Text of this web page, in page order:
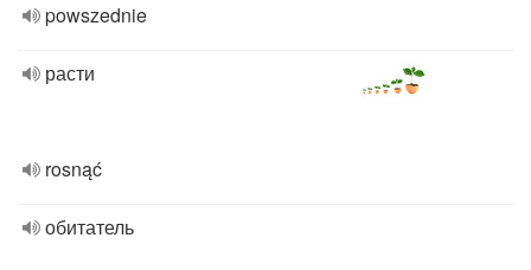
powszednie
расти
rosnąć
обитатель